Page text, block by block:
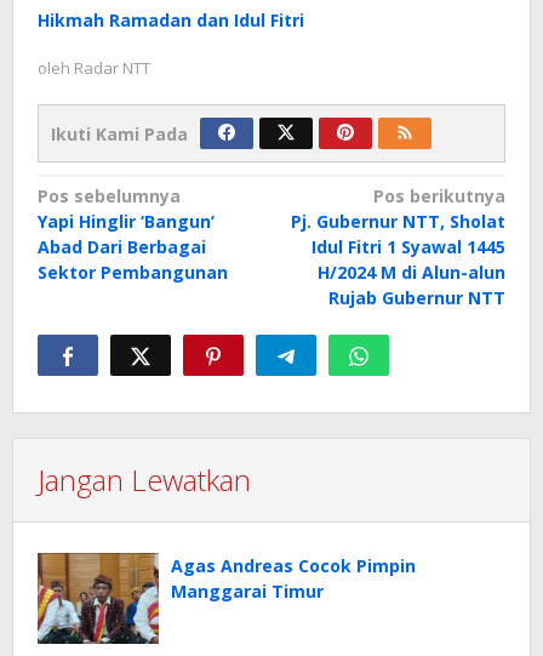
Hikmah Ramadan dan Idul Fitri
oleh Radar NTT
Ikuti Kami Pada
Navigasi
pos
Pos sebelumnya
Yapi Hinglir ‘Bangun’
Abad Dari Berbagai
Sektor Pembangunan
Pos berikutnya
Pj. Gubernur NTT, Sholat
Idul Fitri 1 Syawal 1445
H/2024 M di Alun-alun
Rujab Gubernur NTT
Jangan Lewatkan
Agas Andreas Cocok Pimpin
Manggarai Timur